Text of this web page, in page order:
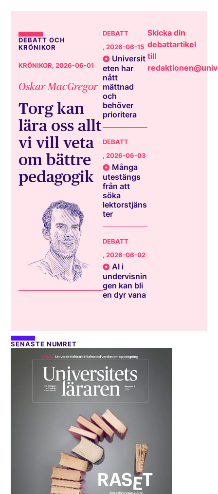
DEBATT OCH
KRÖNIKOR
KRÖNIKOR, 2026-06-01
Oskar MacGregor
Torg kan
lära oss allt
vi vill veta
om bättre
pedagogik
DEBATT
, 2026-06-15
Universit
eten har
nått
mättnad
och
behöver
prioritera
DEBATT
, 2026-06-03
Många
utestängs
från att
söka
lektorstjäns
ter
DEBATT
, 2026-06-02
AI i
undervisnin
gen kan bli
en dyr vana
Skicka din
debattartikel
till
SENASTE NUMRET